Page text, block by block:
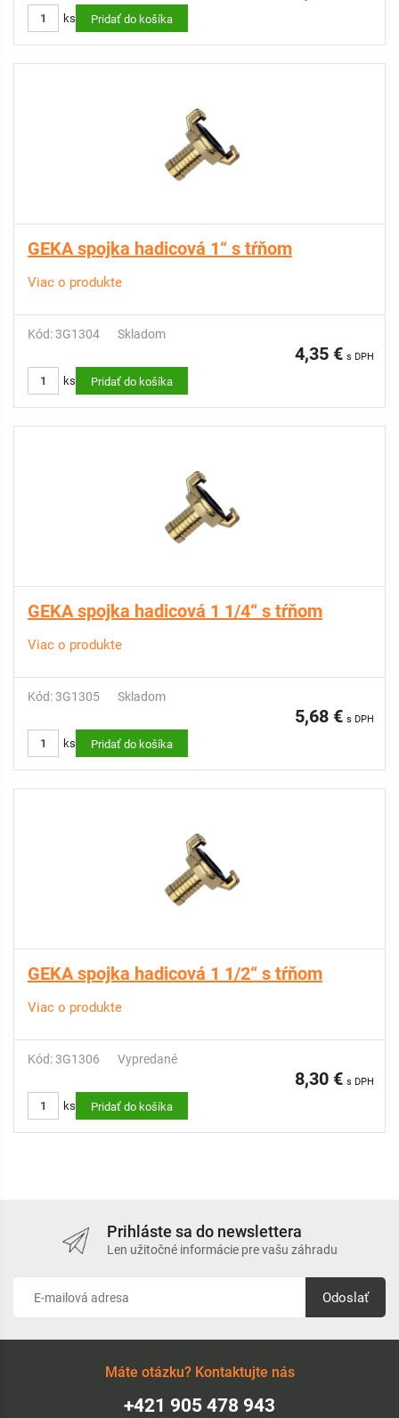
ks Pridať do košíka
GEKA spojka hadicová 1“ s tŕňom
Viac o produkte
Kód: 3G1304 Skladom
4,35 € s DPH
ks Pridať do košíka
GEKA spojka hadicová 1 1/4“ s tŕňom
Viac o produkte
Kód: 3G1305 Skladom
5,68 € s DPH
ks Pridať do košíka
GEKA spojka hadicová 1 1/2“ s tŕňom
Viac o produkte
Kód: 3G1306 Vypredané
8,30 € s DPH
ks Pridať do košíka
Prihláste sa do newslettera
Len užitočné informácie pre vašu záhradu
Odoslať
Máte otázku? Kontaktujte nás
+421 905 478 943